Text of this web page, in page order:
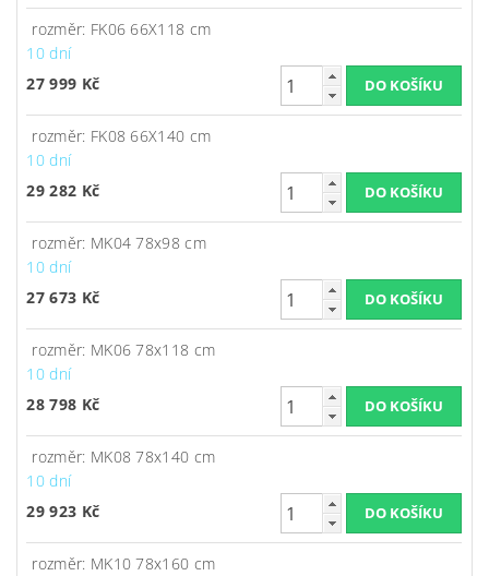
rozměr: FK06 66X118 cm
10 dní
27 999 Kč
rozměr: FK08 66X140 cm
10 dní
29 282 Kč
rozměr: MK04 78x98 cm
10 dní
27 673 Kč
rozměr: MK06 78x118 cm
10 dní
28 798 Kč
rozměr: MK08 78x140 cm
10 dní
29 923 Kč
rozměr: MK10 78x160 cm